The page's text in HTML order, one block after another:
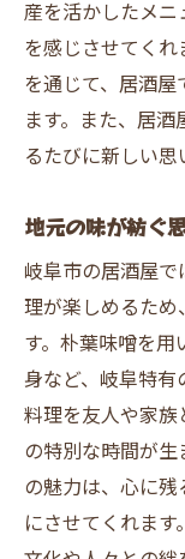
産を活かしたメニ
を感じさせてく
を通じて、居酒
ます。また、居
るたびに新しい思
地元の味が紡ぐ
岐阜市の居酒屋
理が楽しめるため
す。朴葉味噌を用
身など、岐阜特有
料理を友人や家族
の特別な時間が
の魅力は、心に
にさせてくれま